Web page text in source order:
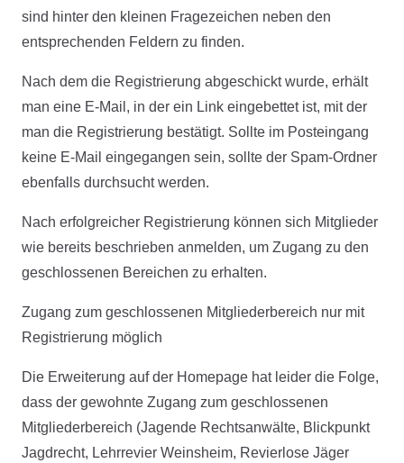
sind hinter den kleinen Fragezeichen neben den
entsprechenden Feldern zu finden.
Nach dem die Registrierung abgeschickt wurde, erhält
man eine E-Mail, in der ein Link eingebettet ist, mit der
man die Registrierung bestätigt. Sollte im Posteingang
keine E-Mail eingegangen sein, sollte der Spam-Ordner
ebenfalls durchsucht werden.
Nach erfolgreicher Registrierung können sich Mitglieder
wie bereits beschrieben anmelden, um Zugang zu den
geschlossenen Bereichen zu erhalten.
Zugang zum geschlossenen Mitgliederbereich nur mit
Registrierung möglich
Die Erweiterung auf der Homepage hat leider die Folge,
dass der gewohnte Zugang zum geschlossenen
Mitgliederbereich (Jagende Rechtsanwälte, Blickpunkt
Jagdrecht, Lehrrevier Weinsheim, Revierlose Jäger